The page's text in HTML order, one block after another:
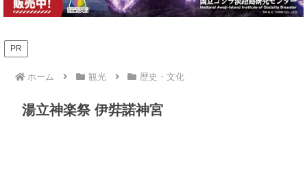
PR
ホーム 観光 歴史・文化
湯立神楽祭 伊弉諾神宮